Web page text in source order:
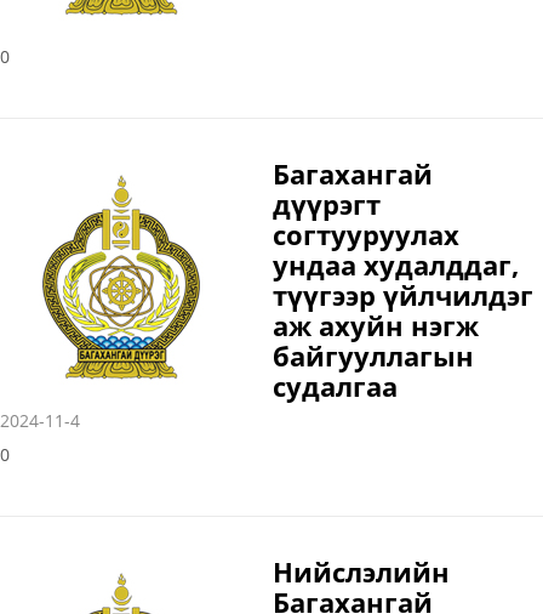
0
Багахангай
дүүрэгт
согтууруулах
ундаа худалддаг,
түүгээр үйлчилдэг
аж ахуйн нэгж
байгууллагын
судалгаа
2024-11-4
0
Нийслэлийн
Багахангай